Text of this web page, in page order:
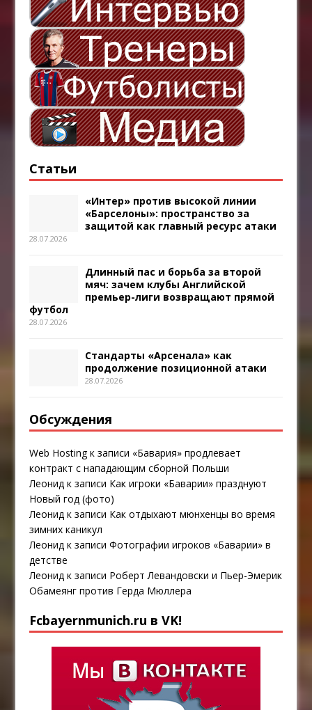
Статьи
«Интер» против высокой линии
«Барселоны»: пространство за
защитой как главный ресурс атаки
28.07.2026
Длинный пас и борьба за второй
мяч: зачем клубы Английской
премьер-лиги возвращают прямой
футбол
28.07.2026
Стандарты «Арсенала» как
продолжение позиционной атаки
28.07.2026
Обсуждения
Web Hostingк записи «Бавария» продлевает
контракт с нападающим сборной Польши
Леонид к записи Как игроки «Баварии» празднуют
Новый год (фото)
Леонид к записи Как отдыхают мюнхенцы во время
зимних каникул
Леонид к записиФотографии игроков «Баварии» в
детстве
Леонид к записи Роберт Левандовски и Пьер-Эмерик
Обамеянг против Герда Мюллера
Fcbayernmunich.ru в VK!